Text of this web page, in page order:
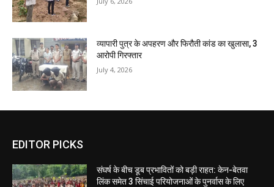
व्यापारी पुत्र के अपहरण और फिरौती कांड का खुलासा, 3
आरोपी गिरफ्तार
July 4, 2026
EDITOR PICKS
संघर्ष के बीच डूब प्रभावितों को बड़ी राहत: केन-बेतवा
लिंक समेत 3 सिंचाई परियोजनाओं के पुनर्वास के लिए